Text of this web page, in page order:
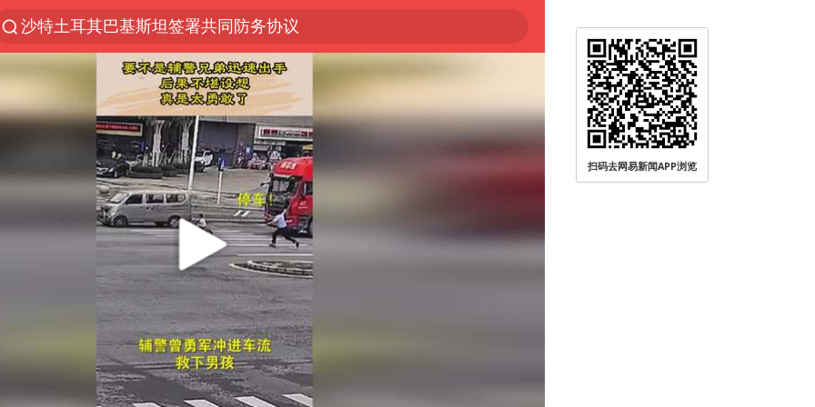
沙特土耳其巴基斯坦签署共同防务协议
“电影+”如何激发千亿级消费新活力？
泉州市委书记张毅恭被查
台风白海豚已进入24小时警戒线
全球首个长时储能一体化产业园量产
上海：台风白海豚或将带来龙卷风
四川宜宾市高县4.9级地震致1人死亡
名创优品回应女子吐槽内裤质量差
中巨芯：上半年归母净利润1405.77万元
中国女篮70-67险胜尼日利亚女篮
U17国足点球大战淘汰河床晋级决赛
扫码去网易新闻APP浏览